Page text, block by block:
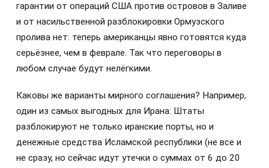
гарантии от операций США против островов в Заливе
и от насильственной разблокировки Ормузского
пролива нет: теперь американцы явно готовятся куда
серьёзнее, чем в феврале. Так что переговоры в
любом случае будут нелёгкими.
Каковы же варианты мирного соглашения? Например,
один из самых выгодных для Ирана: Штаты
разблокируют не только иранские порты, но и
денежные средства Исламской республики (не все и
не сразу, но сейчас идут утечки о суммах от 6 до 20